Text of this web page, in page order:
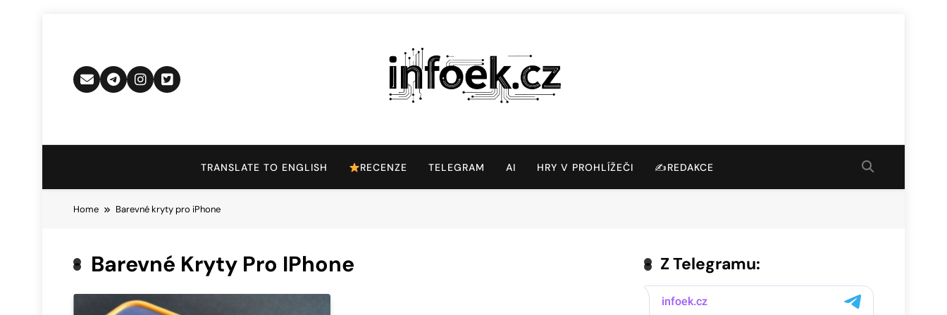
Infoek.cz
TRANSLATE TO ENGLISH RECENZE TELEGRAM AI HRY V PROHLÍŽEČI ✍️REDAKCE
Home Barevné kryty pro iPhone
Barevné Kryty Pro IPhone Z Telegramu: